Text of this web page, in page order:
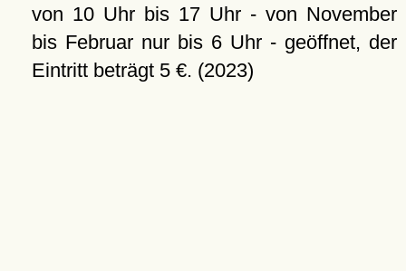
von 10 Uhr bis 17 Uhr - von November
bis Februar nur bis 6 Uhr - geöffnet, der
Eintritt beträgt 5 €. (2023)